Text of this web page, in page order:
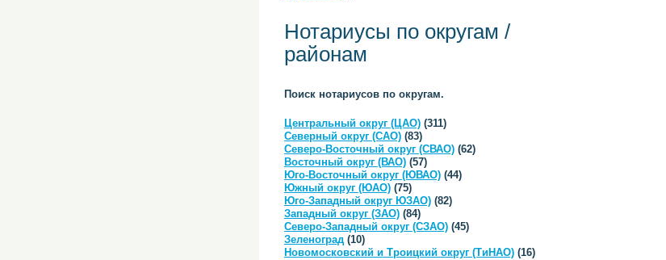
Нотариусы по округам /
районам
Поиск нотариусов по округам.
Центральный округ (ЦАО) (311)
Северный округ (САО) (83)
Северо-Восточный округ (СВАО) (62)
Восточный округ (ВАО) (57)
Юго-Восточный округ (ЮВАО) (44)
Южный округ (ЮАО) (75)
Юго-Западный округ ЮЗАО) (82)
Западный округ (ЗАО) (84)
Северо-Западный округ (СЗАО) (45)
Зеленоград (10)
Новомосковский и Троицкий округ (ТиНАО) (16)